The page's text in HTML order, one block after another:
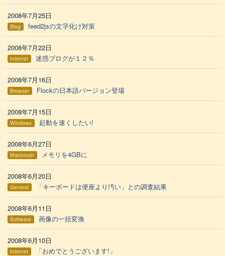
2008年7月25日
Blog feed2jsの文字化け対策
2008年7月22日
Internet 迷惑ブログが１２％
2008年7月16日
Browser Flockの日本語バージョン登場
2008年7月15日
Windows 起動を速くしたい!
2008年6月27日
Macintosh メモリを4GBに
2008年6月20日
General 「キーボードは便座より汚い」との調査結果
2008年6月11日
Software 画像の一括変換
2008年6月10日
Internet 「おめでとうございます!」